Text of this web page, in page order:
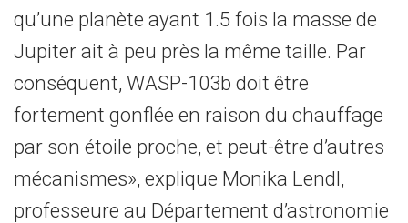
qu’une planète ayant 1.5 fois la masse de
Jupiter ait à peu près la même taille. Par
conséquent, WASP-103b doit être
fortement gonflée en raison du chauffage
par son étoile proche, et peut-être d’autres
mécanismes», explique Monika Lendl,
professeure au Département d’astronomie